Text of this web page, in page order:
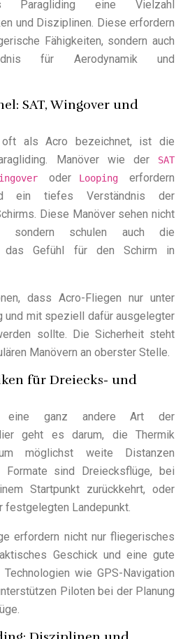
Paragliding eine Vielzahl
und Disziplinen. Diese erfordern
Fähigkeiten, sondern auch
für Aerodynamik und
SAT, Wingover und
oft als Acro bezeichnet, ist die
Manöver wie der
SAT
oder Loopingerfordern
ein tiefes Verständnis der
Diese Manöver sehen nicht
sondern schulen auch die
das Gefühl für den Schirm in
dass Acro-Fliegen nur unter
und mit speziell dafür ausgelegter
sollte. Die Sicherheit steht
Manövern an oberster Stelle.
für Dreiecks- und
eine ganz andere Art der
geht es darum, die Thermik
möglichst weite Distanzen
Formate sind Dreiecksflüge, bei
Startpunkt zurückkehrt, oder
festgelegten Landepunkt.
erfordern nicht nur fliegerisches
Geschick und eine gute
wie GPS-Navigation
Piloten bei der Planung